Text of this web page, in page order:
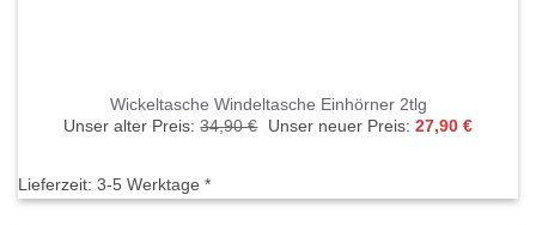
Wickeltasche Windeltasche Einhörner 2tlg
Unser alter Preis: 34,90€
Ursprünglicher
Unser neuer Preis: 27,90 €Aktueller
Lieferzeit: 3-5 Werktage *